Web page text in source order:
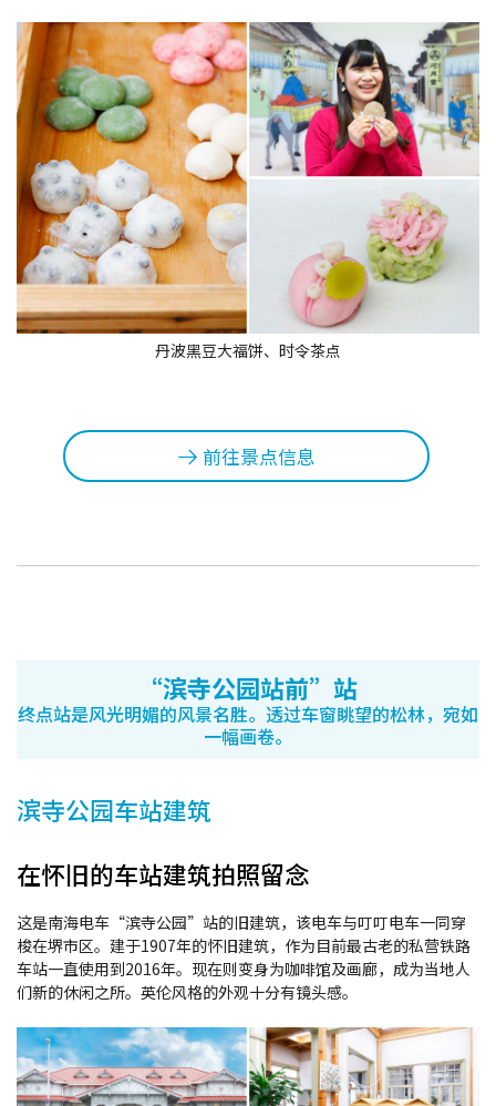
丹波黑豆大福饼、时令茶点
前往景点信息
“滨寺公园站前”站
终点站是风光明媚的风景名胜。透过车窗眺望的松林，宛如
一幅画卷。
滨寺公园车站建筑
在怀旧的车站建筑拍照留念
这是南海电车“滨寺公园”站的旧建筑，该电车与叮叮电车一同穿
梭在堺市区。建于1907年的怀旧建筑，作为目前最古老的私营铁路
车站一直使用到2016年。现在则变身为咖啡馆及画廊，成为当地人
们新的休闲之所。英伦风格的外观十分有镜头感。